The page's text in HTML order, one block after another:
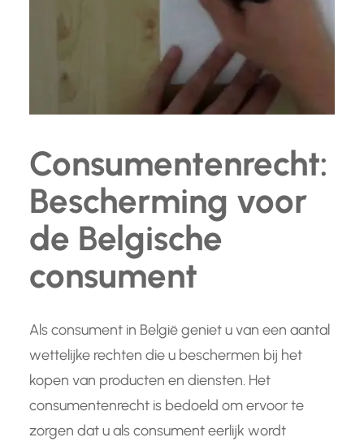
Consumentenrecht:
Bescherming voor
de Belgische
consument
Als consument in België geniet u van een aantal
wettelijke rechten die u beschermen bij het
kopen van producten en diensten. Het
consumentenrecht is bedoeld om ervoor te
zorgen dat u als consument eerlijk wordt